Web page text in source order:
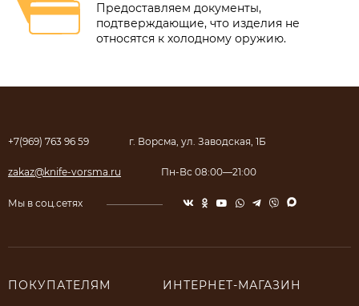
Предоставляем документы,
подтверждающие, что изделия не
относятся к холодному оружию.
+7(969) 763 96 59 г. Ворсма, ул. Заводская, 1Б
zakaz@knife-vorsma.ru Пн-Вс 08:00—21:00
Мы в соц.сетях
ПОКУПАТЕЛЯМ ИНТЕРНЕТ-МАГАЗИН